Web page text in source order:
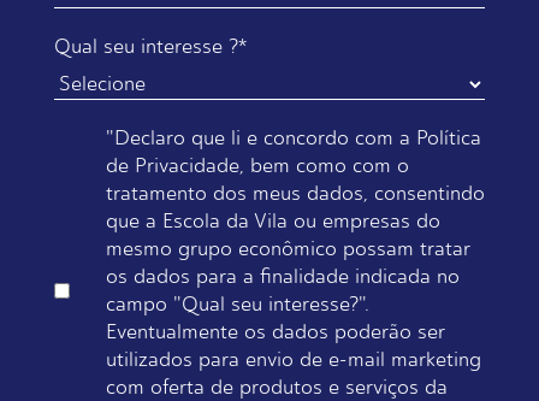
Qual seu interesse ?*
"Declaro que li e concordo com a Política
de Privacidade, bem como com o
tratamento dos meus dados, consentindo
que a Escola da Vila ou empresas do
mesmo grupo econômico possam tratar
os dados para a finalidade indicada no
campo "Qual seu interesse?".
Eventualmente os dados poderão ser
utilizados para envio de e-mail marketing
com oferta de produtos e serviços da